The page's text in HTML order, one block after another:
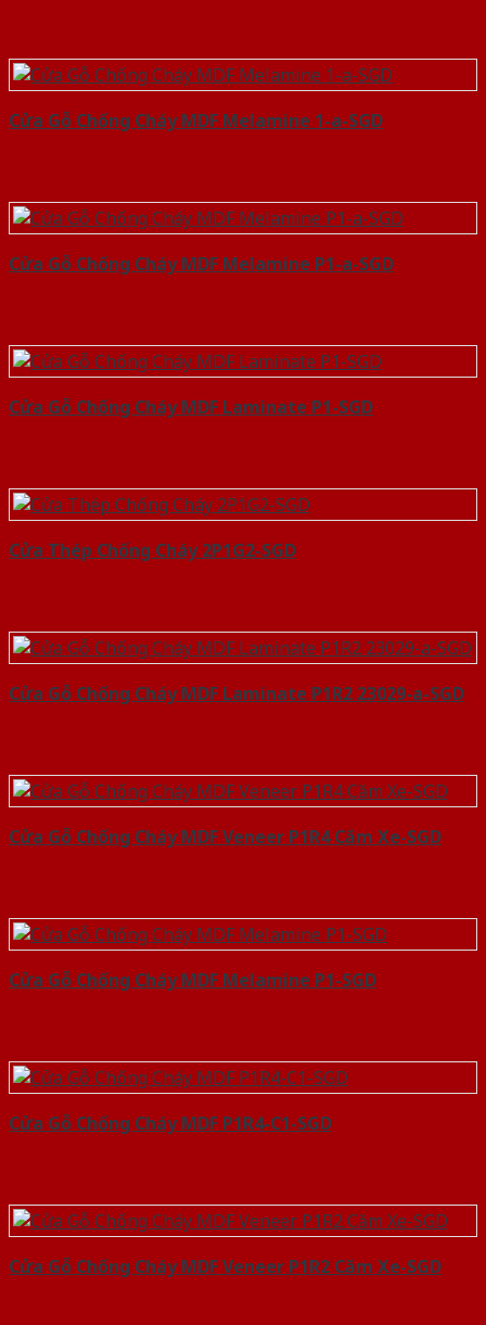
Cửa Gỗ Chống Cháy MDF Melamine 1-a-SGD
Cửa Gỗ Chống Cháy MDF Melamine P1-a-SGD
Cửa Gỗ Chống Cháy MDF Laminate P1-SGD
Cửa Thép Chống Cháy 2P1G2-SGD
Cửa Gỗ Chống Cháy MDF Laminate P1R2 23029-a-SGD
Cửa Gỗ Chống Cháy MDF Veneer P1R4 Căm Xe-SGD
Cửa Gỗ Chống Cháy MDF Melamine P1-SGD
Cửa Gỗ Chống Cháy MDF P1R4-C1-SGD
Cửa Gỗ Chống Cháy MDF Veneer P1R2 Căm Xe-SGD